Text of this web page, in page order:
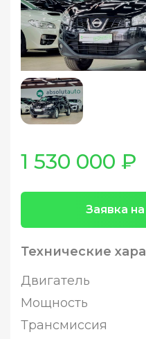
1 530 000 ₽
Заявка
Технические
Двигатель
Мощность
Трансмиссия